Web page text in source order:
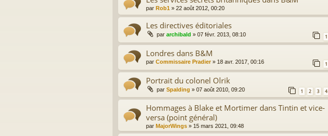
par Rob1 » 22 août 2012, 00:20
Les directives éditoriales
par archibald » 07 févr. 2013, 08:10 1
Londres dans B&M
par Commissaire Pradier» 18 avr. 2017, 00:16 1
Portrait du colonel Olrik
par Spalding » 07 août 2010, 09:20 1 2 3 4
Hommages à Blake et Mortimer dans Tintin et vice-
versa (point général)
par MajorWings » 15 mars 2021, 09:48